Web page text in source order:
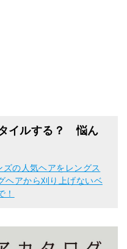
イルする？ 悩ん
ズの人気ヘアをレングス
ヘアから刈り上げないベ
！